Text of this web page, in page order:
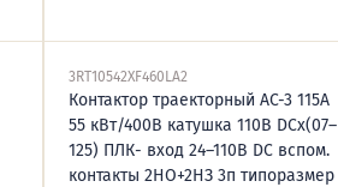
3RT10542XF460LA2
Контактор траекторный AC-3 115А
55 кВт/400В катушка 110В DCх(07–
125) ПЛК- вход 24–110В DC вспом.
контакты 2НО+2НЗ 3п типоразмер